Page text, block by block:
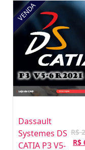
VENDA
Dassault
Systemes DS
CATIA P3 V5-
R$
O
R$